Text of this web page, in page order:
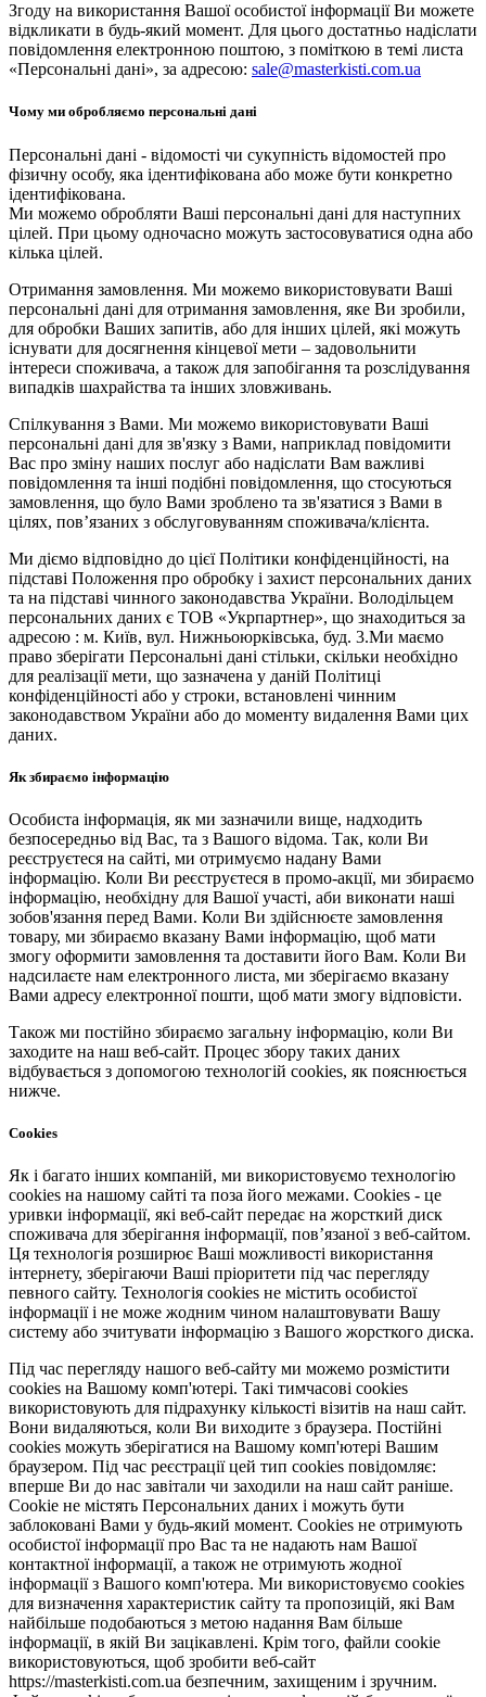
Згоду на використання Вашої особистої інформації Ви можете
відкликати в будь-який момент. Для цього достатньо надіслати
повідомлення електронною поштою, з поміткою в темі листа
«Персональні дані», за адресою: sale@masterkisti.com.ua
Чому ми обробляємо персональні дані
Персональні дані - відомості чи сукупність відомостей про
фізичну особу, яка ідентифікована або може бути конкретно
ідентифікована.
Ми можемо обробляти Ваші персональні дані для наступних
цілей. При цьому одночасно можуть застосовуватися одна або
кілька цілей.
Отримання замовлення. Ми можемо використовувати Ваші
персональні дані для отримання замовлення, яке Ви зробили,
для обробки Ваших запитів, або для інших цілей, які можуть
існувати для досягнення кінцевої мети – задовольнити
інтереси споживача, а також для запобігання та розслідування
випадків шахрайства та інших зловживань.
Спілкування з Вами. Ми можемо використовувати Ваші
персональні дані для зв'язку з Вами, наприклад повідомити
Вас про зміну наших послуг або надіслати Вам важливі
повідомлення та інші подібні повідомлення, що стосуються
замовлення, що було Вами зроблено та зв'язатися з Вами в
цілях, пов’язаних з обслуговуванням споживача/клієнта.
Ми діємо відповідно до цієї Політики конфіденційності, на
підставі Положення про обробку і захист персональних даних
та на підставі чинного законодавства України. Володільцем
персональних даних є ТОВ «Укрпартнер», що знаходиться за
адресою : м. Київ, вул. Нижньоюркiвська, буд. 3.Ми маємо
право зберігати Персональні дані стільки, скільки необхідно
для реалізації мети, що зазначена у даній Політиці
конфіденційності або у строки, встановлені чинним
законодавством України або до моменту видалення Вами цих
даних.
Як збираємо інформацію
Особиста інформація, як ми зазначили вище, надходить
безпосередньо від Вас, та з Вашого відома. Так, коли Ви
реєструєтеся на сайті, ми отримуємо надану Вами
інформацію. Коли Ви реєструєтеся в промо-акції, ми збираємо
інформацію, необхідну для Вашої участі, аби виконати наші
зобов'язання перед Вами. Коли Ви здійснюєте замовлення
товару, ми збираємо вказану Вами інформацію, щоб мати
змогу оформити замовлення та доставити його Вам. Коли Ви
надсилаєте нам електронного листа, ми зберігаємо вказану
Вами адресу електронної пошти, щоб мати змогу відповісти.
Також ми постійно збираємо загальну інформацію, коли Ви
заходите на наш веб-сайт. Процес збору таких даних
відбувається з допомогою технологій cookies, як пояснюється
нижче.
Cookies
Як і багато інших компаній, ми використовуємо технологію
cookies на нашому сайті та поза його межами. Cookies - це
уривки інформації, які веб-сайт передає на жорсткий диск
споживача для зберігання інформації, пов’язаної з веб-сайтом.
Ця технологія розширює Ваші можливості використання
інтернету, зберігаючи Ваші пріоритети під час перегляду
певного сайту. Технологія cookies не містить особистої
інформації і не може жодним чином налаштовувати Вашу
систему або зчитувати інформацію з Вашого жорсткого диска.
Під час перегляду нашого веб-сайту ми можемо розмістити
cookies на Вашому комп'ютері. Такі тимчасові cookies
використовують для підрахунку кількості візитів на наш сайт.
Вони видаляються, коли Ви виходите з браузера. Постійні
cookies можуть зберігатися на Вашому комп'ютері Вашим
браузером. Під час реєстрації цей тип cookies повідомляє:
вперше Ви до нас завітали чи заходили на наш сайт раніше.
Cookie не містять Персональних даних і можуть бути
заблоковані Вами у будь-який момент. Сookies не отримують
особистої інформації про Вас та не надають нам Вашої
контактної інформації, а також не отримують жодної
інформації з Вашого комп'ютера. Ми використовуємо cookies
для визначення характеристик сайту та пропозицій, які Вам
найбільше подобаються з метою надання Вам більше
інформації, в якій Ви зацікавлені. Крім того, файли cookie
використовуються, щоб зробити веб-сайт
https://masterkisti.com.ua безпечним, захищеним і зручним.